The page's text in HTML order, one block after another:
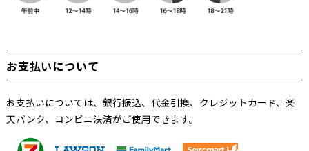
お支払いについて
お支払いについては、銀行振込、代金引換、クレジットカード、楽
天バンク、コンビニ決済がご使用できます。